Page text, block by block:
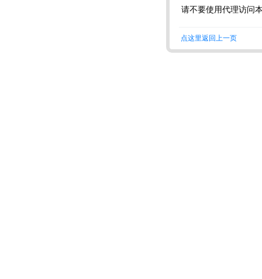
请不要使用代理访问
点这里返回上一页